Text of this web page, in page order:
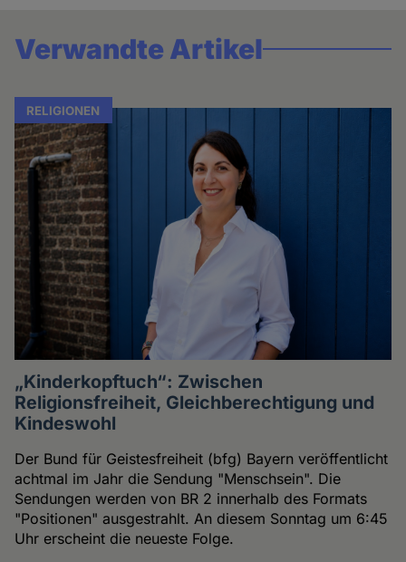
Verwandte Artikel
RELIGIONEN
„Kinderkopftuch“: Zwischen
Religionsfreiheit, Gleichberechtigung und
Kindeswohl
Der Bund für Geistesfreiheit (bfg) Bayern veröffentlicht
achtmal im Jahr die Sendung "Menschsein". Die
Sendungen werden von BR 2 innerhalb des Formats
"Positionen" ausgestrahlt. An diesem Sonntag um 6:45
Uhr erscheint die neueste Folge.